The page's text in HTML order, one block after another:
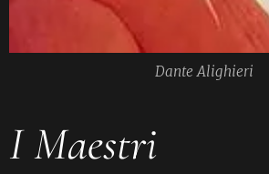
Dante Alighieri
I Maestri